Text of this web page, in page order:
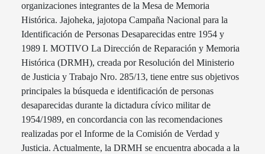
organizaciones integrantes de la Mesa de Memoria
Histórica. Jajoheka, jajotopa Campaña Nacional para la
Identificación de Personas Desaparecidas entre 1954 y
1989 I. MOTIVO La Dirección de Reparación y Memoria
Histórica (DRMH), creada por Resolución del Ministerio
de Justicia y Trabajo Nro. 285/13, tiene entre sus objetivos
principales la búsqueda e identificación de personas
desaparecidas durante la dictadura cívico militar de
1954/1989, en concordancia con las recomendaciones
realizadas por el Informe de la Comisión de Verdad y
Justicia. Actualmente, la DRMH se encuentra abocada a la